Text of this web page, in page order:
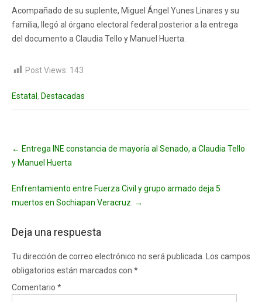
Acompañado de su suplente, Miguel Ángel Yunes Linares y su
familia, llegó al órgano electoral federal posterior a la entrega
del documento a Claudia Tello y Manuel Huerta.
Post Views: 143
Estatal , Destacadas
navigation
← Entrega INE constancia de mayoría al Senado, a Claudia Tello
y Manuel Huerta
Enfrentamiento entre Fuerza Civil y grupo armado deja 5
muertos en Sochiapan Veracruz. →
Deja una respuesta
Tu dirección de correo electrónico no será publicada.
Los campos
obligatorios están marcados con *
Comentario *